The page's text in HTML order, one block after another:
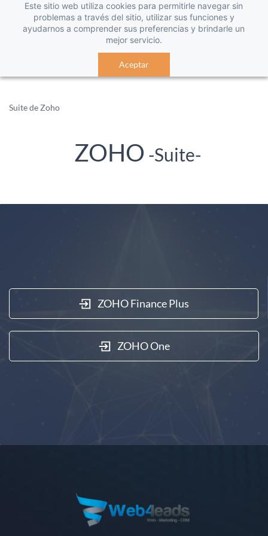
Este sitio web utiliza cookies para permitirle navegar sin
problemas a través del sitio, utilizar sus funciones y
ayudarnos a comprender sus preferencias y brindarle un
mejor servicio.
Aceptar
Suite de Zoho
ZOHO -Suite-
ZOHO Finance Plus
ZOHO One